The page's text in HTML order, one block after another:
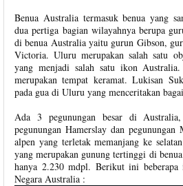
Benua Australia termasuk benua yang
dua pertiga bagian wilayahnya berupa
di benua Australia yaitu gurun Gibson,
Victoria. Uluru merupakan salah satu
yang menjadi salah satu ikon
merupakan tempat keramat. Lukisan
pada gua di Uluru yang menceritakan
Ada 3 pegunungan besar di
pegunungan Hamerslay dan
alpen yang terletak memanjang ke
yang merupakan gunung tertinggi di
hanya 2.230 mdpl. Berikut ini beberapa
Negara Australia :